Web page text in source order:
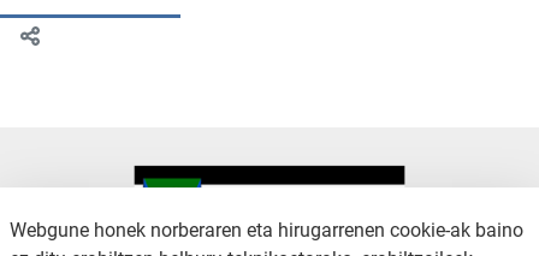
Webgune honek norberaren eta hirugarrenen cookie-ak baino